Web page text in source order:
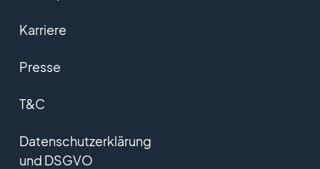
Karriere
Presse
T&C
Datenschutzerklärung
und DSGVO